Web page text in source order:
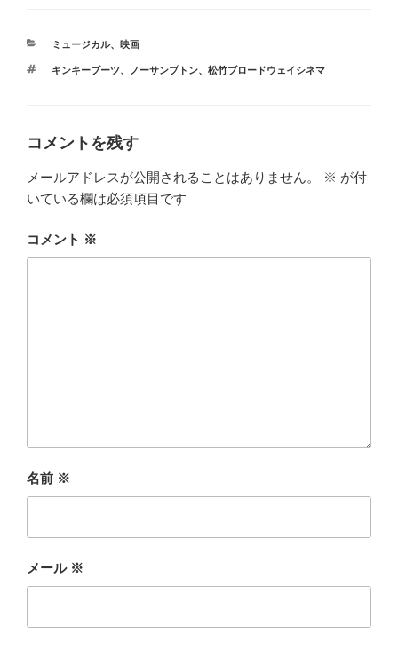
カ
ゴ
ミュージカル、 映画
タ
キンキーブーツ、 ノーサンプトン、 松竹ブロードウェイシネマ
コメントを残す
メールアドレスが公開されることはありません。 ※ が付
いている欄は必須項目です
コメント ※
名前 ※
メール ※